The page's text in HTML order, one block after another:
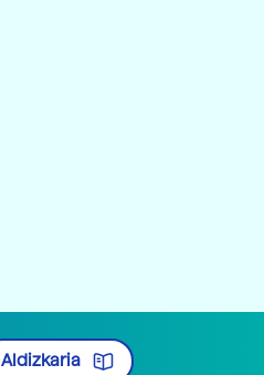
Aldizkaria